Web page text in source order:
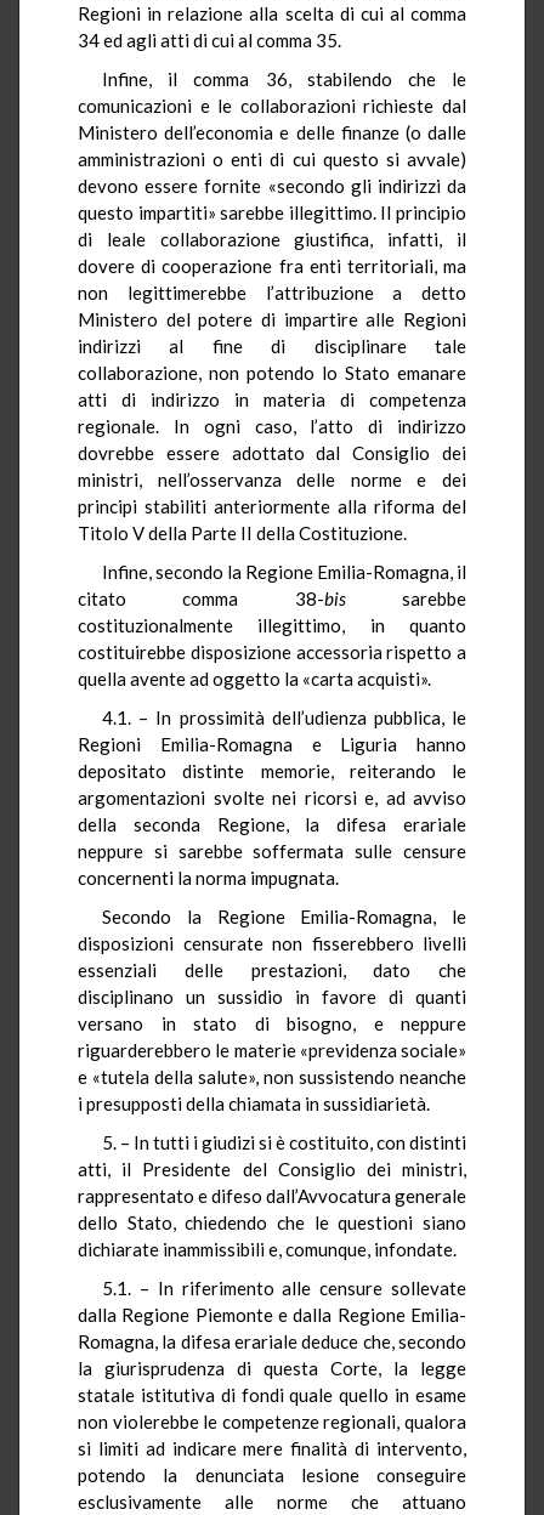
Regioni in relazione alla scelta di cui al comma
34 ed agli atti di cui al comma 35.
Infine, il comma 36, stabilendo che le
comunicazioni e le collaborazioni richieste dal
Ministero dell’economia e delle finanze (o dalle
amministrazioni o enti di cui questo si avvale)
devono essere fornite «secondo gli indirizzi da
questo impartiti» sarebbe illegittimo. Il principio
di leale collaborazione giustifica, infatti, il
dovere di cooperazione fra enti territoriali, ma
non legittimerebbe l’attribuzione a detto
Ministero del potere di impartire alle Regioni
indirizzi al fine di disciplinare tale
collaborazione, non potendo lo Stato emanare
atti di indirizzo in materia di competenza
regionale. In ogni caso, l’atto di indirizzo
dovrebbe essere adottato dal Consiglio dei
ministri, nell’osservanza delle norme e dei
principi stabiliti anteriormente alla riforma del
Titolo V della Parte II della Costituzione.
Infine, secondo la Regione Emilia-Romagna, il
citato comma 38-bissarebbe
costituzionalmente illegittimo, in quanto
costituirebbe disposizione accessoria rispetto a
quella avente ad oggetto la «carta acquisti».
4.1. – In prossimità dell’udienza pubblica, le
Regioni Emilia-Romagna e Liguria hanno
depositato distinte memorie, reiterando le
argomentazioni svolte nei ricorsi e, ad avviso
della seconda Regione, la difesa erariale
neppure si sarebbe soffermata sulle censure
concernenti la norma impugnata.
Secondo la Regione Emilia-Romagna, le
disposizioni censurate non fisserebbero livelli
essenziali delle prestazioni, dato che
disciplinano un sussidio in favore di quanti
versano in stato di bisogno, e neppure
riguarderebbero le materie «previdenza sociale»
e «tutela della salute», non sussistendo neanche
i presupposti della chiamata in sussidiarietà.
5. – In tutti i giudizi si è costituito, con distinti
atti, il Presidente del Consiglio dei ministri,
rappresentato e difeso dall’Avvocatura generale
dello Stato, chiedendo che le questioni siano
dichiarate inammissibili e, comunque, infondate.
5.1. – In riferimento alle censure sollevate
dalla Regione Piemonte e dalla Regione Emilia-
Romagna, la difesa erariale deduce che, secondo
la giurisprudenza di questa Corte, la legge
statale istitutiva di fondi quale quello in esame
non violerebbe le competenze regionali, qualora
si limiti ad indicare mere finalità di intervento,
potendo la denunciata lesione conseguire
esclusivamente alle norme che attuano